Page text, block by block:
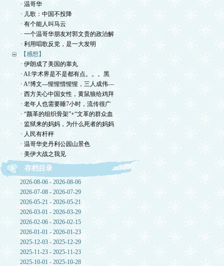
· 温哥华
· 儿歌：中国不投降
· 有个能人叫马云
· 一个温哥华朋友对郭文贵的政治解
· 利用唱歌反党，是一大发明
【感想】
· 伊朗成了美国的睾丸
· AI:学术界是不是都有点。。。黑
· A!博文---惺惺惜惺惺，三人成伟—
· 西方关心中国女性，黄鼠狼给鸡拜
· 老年人也需要睡7小时，流传很广
· “颜革的组织骨架”+“文革的群众血
· 监狱来的妈妈，为什么死者的妈妈
· 人民有杆秤
· 温哥华史丹利公园山景色
· 美伊大战之我见
存档目录
2026-08-06 - 2026-08-06
2026-07-08 - 2026-07-29
2026-05-21 - 2026-05-21
2026-03-01 - 2026-03-29
2026-02-06 - 2026-02-15
2026-01-01 - 2026-01-23
2025-12-03 - 2025-12-29
2025-11-23 - 2025-11-23
2025-10-01 - 2025-10-28